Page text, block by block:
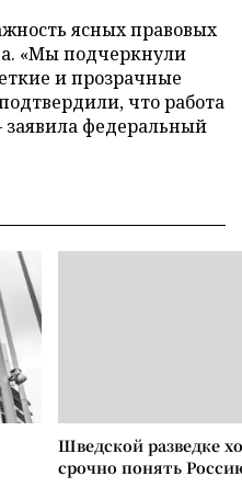
ясных правовых
«Мы подчеркнули
и прозрачные
что работа
заявила федеральный
Шведской разведке
срочно понять